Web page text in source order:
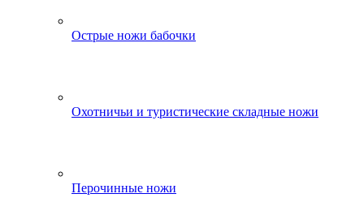
Острые ножи бабочки
Охотничьи и туристические складные ножи
Перочинные ножи